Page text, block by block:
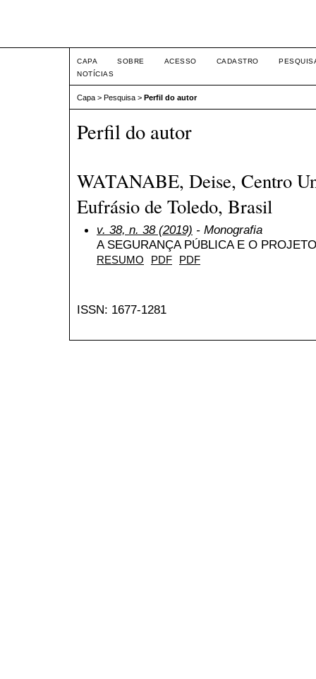
CAPA SOBRE ACESSO CADASTRO
NOTÍCIAS
Capa > Pesquisa > Perfil do autor
Perfil do autor
WATANABE, Deise, Centro
Eufrásio de Toledo, Brasil
v. 38, n. 38 (2019) - Monografia
A SEGURANÇA PÚBLICA E O
RESUMO PDF PDF
ISSN: 1677-1281